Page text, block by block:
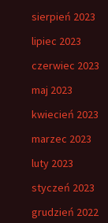
sierpień 2023
lipiec 2023
czerwiec 2023
maj 2023
kwiecień 2023
marzec 2023
luty 2023
styczeń 2023
grudzień 2022